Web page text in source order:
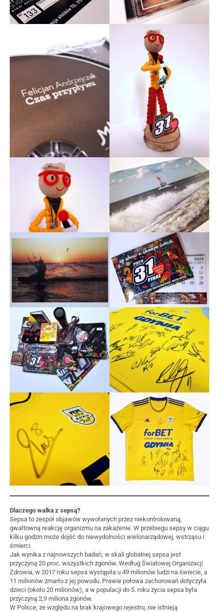
Dlaczego walka z sepsą?
Sepsa to zespół objawów wywołanych przez niekontrolowaną,
gwałtowną reakcję organizmu na zakażenie. W przebiegu sepsy w ciągu
kilku godzin może dojść do niewydolności wielonarządowej, wstrząsu i
śmierci.
Jak wynika z najnowszych badań, w skali globalnej sepsa jest
przyczyną 20 proc. wszystkich zgonów. Według Światowej Organizacji
Zdrowia, w 2017 roku sepsa wystąpiła u 49 milionów ludzi na świecie, a
11 milionów zmarło z jej powodu. Prawie połowa zachorowań dotyczyła
dzieci (około 20 milionów), a w populacji do 5. roku życia sepsa była
przyczyną 2,9 miliona zgonów.
W Polsce, ze względu na brak krajowego rejestru, nie istnieją